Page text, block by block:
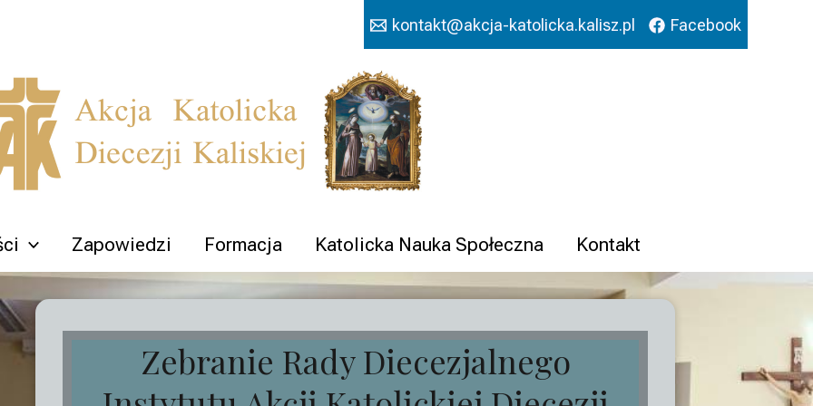
kontakt@akcja-katolicka.kalisz.pl Facebook
Zapowiedzi Formacja Katolicka Nauka Społeczna Kontakt
Zebranie Rady Diecezjalnego